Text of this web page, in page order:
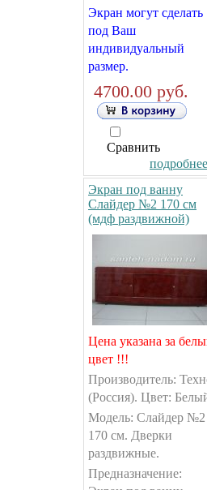
Экран могут сделать
под Ваш
индивидуальный
размер.
4700.00 руб.
Сравнить
Экран под ванну
Слайдер №2 170 см
(мдф раздвижной)
Цена указана за
цвет !!!
Производитель:
(Россия). Цвет:
Модель: Слайдер №2
170 см. Дверки
раздвижные.
Предназначение: